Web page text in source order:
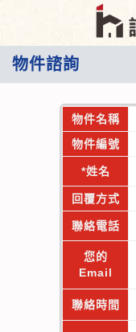
物件諮詢
物件名稱
物件編號
*姓名
回覆方式
聯絡電話
您的
Email
聯絡時間